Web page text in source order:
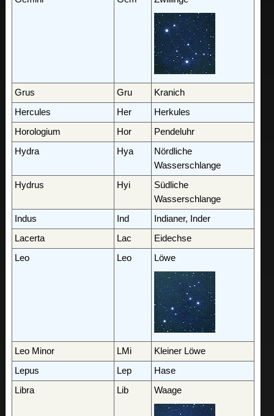
Grus Gru
Kranich
Hercules
Her
Herkules
Horologium
Hor
Pendeluhr
Hydra
Hya
Nördliche
Wasserschlange
Hydrus
Hyi
Südliche
Wasserschlange
Indus
Ind
Indianer, Inder
Lacerta
Lac
Eidechse
Leo
Leo Löwe
Leo Minor LMi
Kleiner Löwe
Lepus
Lep
Hase
Libra
Lib Waage